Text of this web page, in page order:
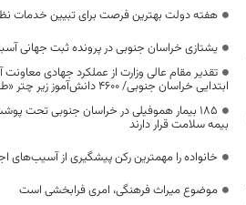
هفته دولت بهترین فرصت برای تبیین خدمات
یشتازی خراسان جنوبی در پرونده ثبت جهانی
تقدیر مقام عالی وزارت از عملکرد جهادی
ابتدایی خراسان جنوبی/ ۴۶۰۰ دانش‌آموز زیر چتر «طرح حامی»
۱۸۵ بیمار هموفیلی در خراسان جنوبی تحت
بیمه سلامت قرار دارند
خانواده را مهمترین رکن پیشگیری از آسیب‌های
موضوع میراث فرهنگی، امری فرابخشی است